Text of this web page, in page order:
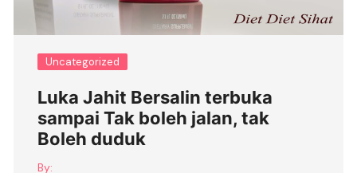
Uncategorized
Luka Jahit Bersalin terbuka
sampai Tak boleh jalan, tak
Boleh duduk
By: